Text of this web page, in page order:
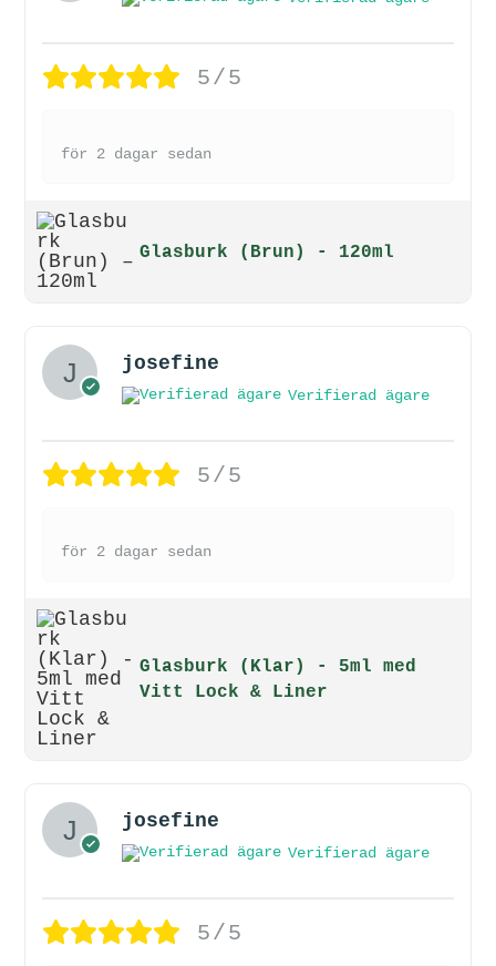
5/5
för 2 dagar sedan
Glasburk (Brun) - 120ml
josefine
Verifierad ägare
5/5
för 2 dagar sedan
Glasburk (Klar) - 5ml med
Vitt Lock & Liner
josefine
Verifierad ägare
5/5